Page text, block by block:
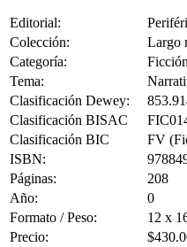
Editorial:
Colección:
Largo
Categoría:
Tema:
Clasificación Dewey:
Clasificación BISAC
Clasificación BIC
FV
ISBN:
Páginas:
208
Año:
0
Formato / Peso:
12 x
Precio: